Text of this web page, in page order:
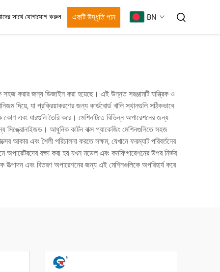
সাথে যোগাযোগ করুন একটি উদ্ধৃতি পান BN
সহজ করার জন্য ডিজাইন করা হয়েছে। এই উন্নত সরঞ্জামটি যান্ত্রিক ও
দিয়ে, যা প্রক্রিয়াকরণের জন্য কার্ডবোর্ড খালি স্থানগুলি সঠিকভাবে
এবং ধারগুলি তৈরি করে। মেশিনটিতে বিভিন্ন অপারেশনের জন্য
সিঙ্ক্রোনাইজড। আধুনিক কার্টন বাক্স প্যাকেজিং মেশিনগুলিতে সহজ
আকার এবং শৈলী পরিচালনা করতে সক্ষম, যেখানে ফরম্যাট পরিবর্তনের
অপারেটরদের রক্ষা করা হয় যখন মডেল এবং কনফিগারেশনের উপর নির্ভর
উত্পাদন এবং বিতরণ অপারেশনের জন্য এই মেশিনগুলিকে অপরিহার্য করে